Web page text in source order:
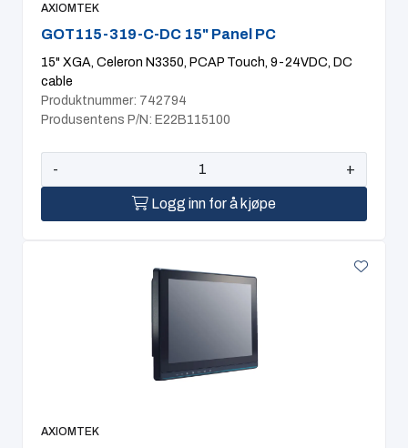
AXIOMTEK
GOT115-319-C-DC 15" Panel PC
15" XGA, Celeron N3350, PCAP Touch, 9-24VDC, DC
cable
Produktnummer: 742794
Produsentens P/N: E22B115100
- +
Logg inn for å kjøpe
AXIOMTEK